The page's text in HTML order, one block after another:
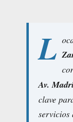
L
Av.
clave
servicios